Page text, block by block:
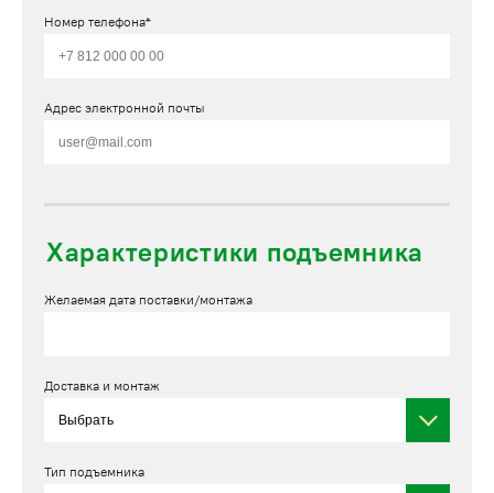
Номер телефона*
Адрес электронной почты
Характеристики подъемника
Желаемая дата поставки/монтажа
Доставка и монтаж
Тип подъемника